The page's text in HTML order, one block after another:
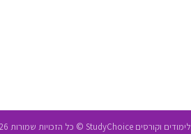
לימודים וקורסים StudyChoice © כל הזכויות שמורות 2026